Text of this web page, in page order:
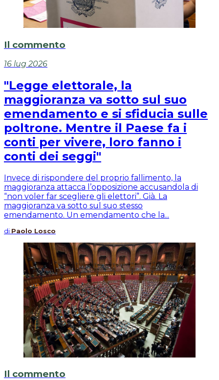
Il commento
16 lug 2026
"Legge elettorale, la
maggioranza va sotto sul suo
emendamento e si sfiducia sulle
poltrone. Mentre il Paese fa i
conti per vivere, loro fanno i
conti dei seggi"
Invece di rispondere del proprio fallimento, la
maggioranza attacca l’opposizione accusandola di
“non voler far scegliere gli elettori”. Già. La
maggioranza va sotto sul suo stesso
emendamento. Un emendamento che la...
di Paolo Losco
Il commento